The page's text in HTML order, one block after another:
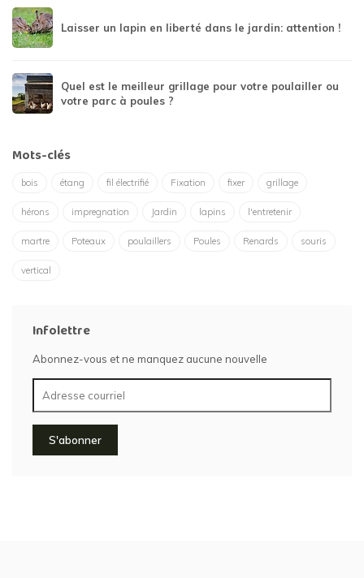
Laisser un lapin en liberté dans le jardin: attention !
Quel est le meilleur grillage pour votre poulailler ou
votre parc à poules ?
Mots-clés
bois étang fil électrifié Fixation fixer grillage
hérons impregnation Jardin lapins l'entretenir
martre Poteaux poulaillers Poules Renards souris
vertical
Infolettre
Abonnez-vous et ne manquez aucune nouvelle
S'abonner